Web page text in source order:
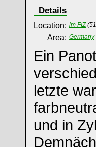
Details
Location: im FIZ
Area: Germany
Ein
letzte
und in